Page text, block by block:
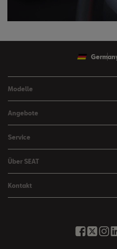
Modelle
Arona
Leon
Leon Sportstourer
SEAT Ateca Compact SUV
Angebote
Sondermodelle
SEAT FOR BUSINESS Angebote
Gebrauchtfahrzeuge
Finanzdienstleistung
Sommer Service Aktion
Service
Smartphone Kompatibilität
Senderlogos
Über SEAT
News & Events
Integrität & Compliance
Kontakt
Online Service-Terminbuchung